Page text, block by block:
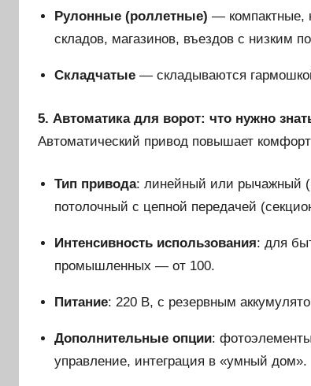
Рулонные (роллетные) — компактные,
складов, магазинов, въездов с низким
Складчатые — складываются
5. Автоматика для ворот: что нужно
Автоматический привод повышает
Тип привода: линейный или рычажный
потолочный с цепной передачей
Интенсивность использования: для
промышленных — от 100.
Питание: 220 В, с резервным
Дополнительные опции:
управление, интеграция в «умный дом».